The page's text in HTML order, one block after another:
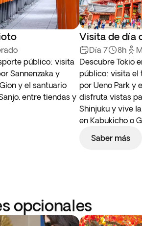
público: visita
Sannenzaka y
y el santuario
entre tiendas y
Visita de día
Día 7 8h
Descubre Tokio
público: visita el
por Ueno Park y
disfruta vistas
Shinjuku y vive
en Kabukicho o
Saber más
opcionales